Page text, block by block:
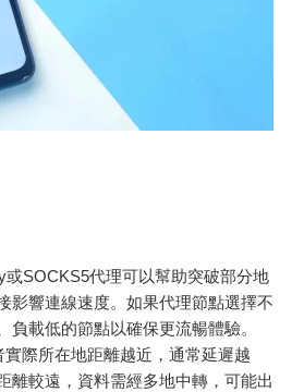
或SOCKS5代理可以幫助突破部分地
影響連線速度。如果代理節點選擇不
載低的節點以確保更流暢體驗。
際所在地距離越近，通常延遲越
離較遠，資料需經多地中轉，可能出